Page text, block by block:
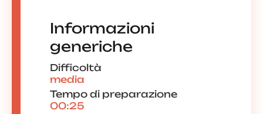
Informazioni
generiche
Difficoltà
media
Tempo di preparazione
00:25